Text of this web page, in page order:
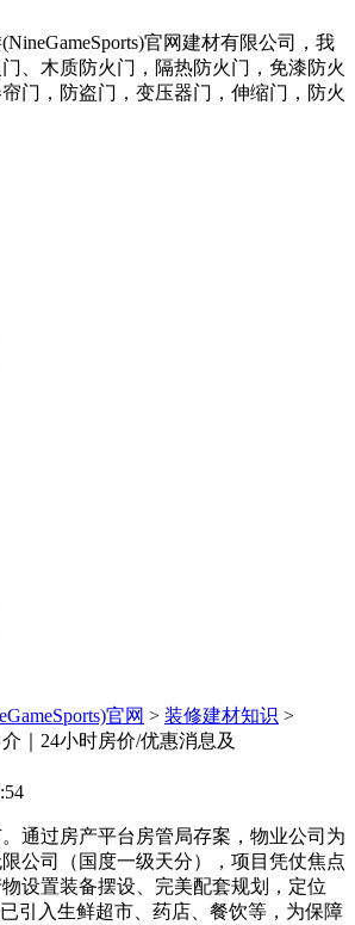
官网建材有限公司，我
、木质防火门，隔热防火门，免漆防火
门，防盗门，变压器门，伸缩门，防火
官网 > 装修建材知识 >
｜24小时房价/优惠消息及
过房产平台房管局存案，物业公司为
公司（国度一级天分），项目凭仗焦点
设置装备摆设、完美配套规划，定位
引入生鲜超市、药店、餐饮等，为保障